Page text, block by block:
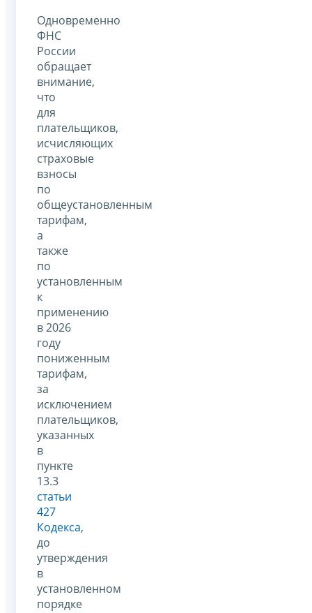
Одновременно
ФНС
России
обращает
внимание,
что
для
плательщиков,
исчисляющих
страховые
взносы
по
общеустановленным
тарифам,
а
также
по
установленным
к
применению
в 2026
году
пониженным
тарифам,
за
исключением
плательщиков,
указанных
в
пункте
13.3
статьи
427
Кодекса,
до
утверждения
в
установленном
порядке